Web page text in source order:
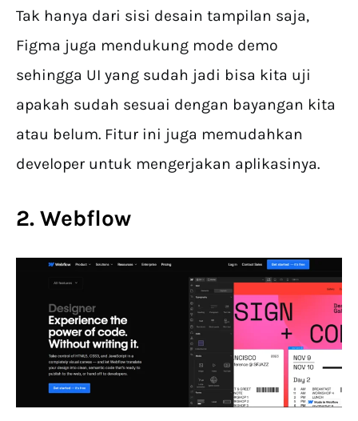
Tak hanya dari sisi desain tampilan saja,
Figma juga mendukung mode demo
sehingga UI yang sudah jadi bisa kita uji
apakah sudah sesuai dengan bayangan kita
atau belum. Fitur ini juga memudahkan
developer untuk mengerjakan aplikasinya.
2. Webflow